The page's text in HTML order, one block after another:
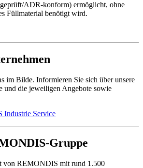
ADR-konform) ermöglicht, ohne
Füllmaterial benötigt wird.
im Bilde. Informieren Sie sich über unsere
und die jeweiligen Angebote sowie
Industrie Service
Gruppe
von REMONDIS mit rund 1.500